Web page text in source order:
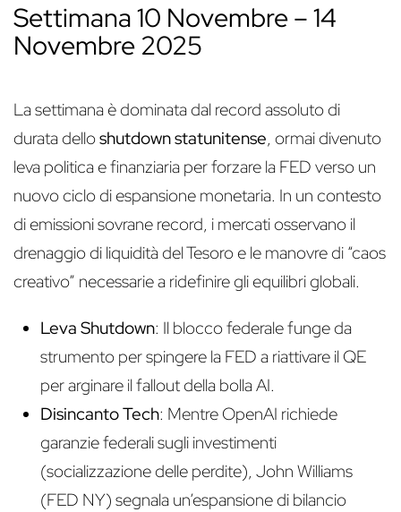
Settimana 10 Novembre – 14
Novembre 2025
La settimana è dominata dal record assoluto di
durata delloshutdown statunitense, ormai divenuto
leva politica e finanziaria per forzare la FED verso un
nuovo ciclo di espansione monetaria. In un contesto
di emissioni sovrane record, i mercati osservano il
drenaggio di liquidità del Tesoro e le manovre di “caos
creativo” necessarie a ridefinire gli equilibri globali.
Leva Shutdown: Il blocco federale funge da
strumento per spingere la FED a riattivare il QE
per arginare il fallout della bolla AI.
Disincanto Tech: Mentre OpenAI richiede
garanzie federali sugli investimenti
(socializzazione delle perdite), John Williams
(FED NY) segnala un’espansione di bilancio